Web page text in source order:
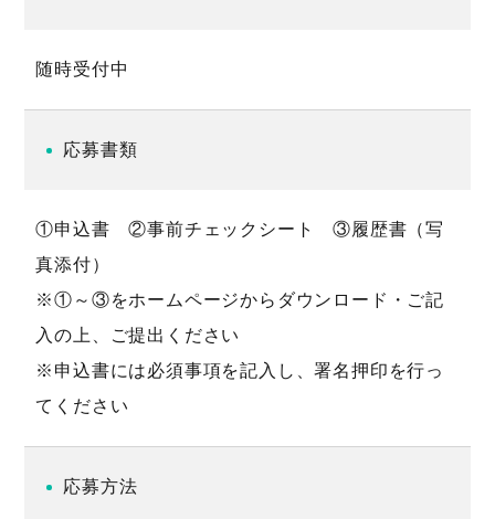
随時受付中
応募書類
①申込書 ②事前チェックシート ③履歴書（写
真添付）
※①～③をホームページからダウンロード・ご記
入の上、ご提出ください
※申込書には必須事項を記入し、署名押印を行っ
てください
応募方法